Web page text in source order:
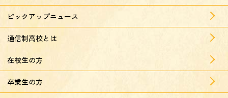
ピックアップニュース
通信制高校とは
在校生の方
卒業生の方